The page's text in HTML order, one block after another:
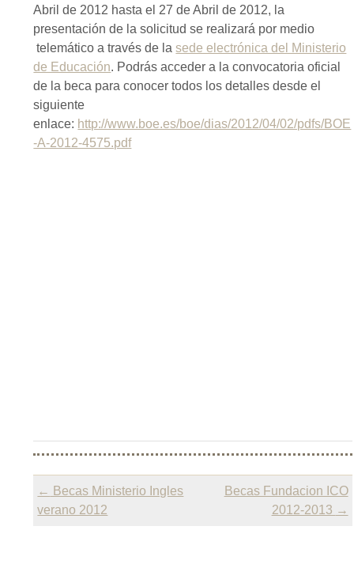
Abril de 2012 hasta el 27 de Abril de 2012, la
presentación de la solicitud se realizará por medio
telemático a través de lasede electrónica del Ministerio
de Educación. Podrás acceder a la convocatoria oficial
de la beca para conocer todos los detalles desde el
siguiente
enlace: http://www.boe.es/boe/dias/2012/04/02/pdfs/BOE
-A-2012-4575.pdf
Post
navigation
← Becas Ministerio Ingles
verano 2012
Becas Fundacion ICO
2012-2013 →